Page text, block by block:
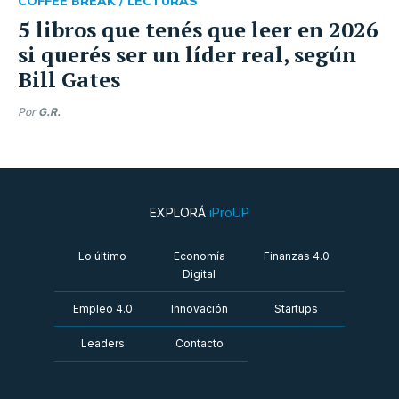
5 libros que tenés que leer en 2026
si querés ser un líder real, según
Bill Gates
Por G.R.
EXPLORÁ iProUP
Lo último
Economía
Digital
Finanzas 4.0
Empleo 4.0 Innovación Startups
Leaders Contacto